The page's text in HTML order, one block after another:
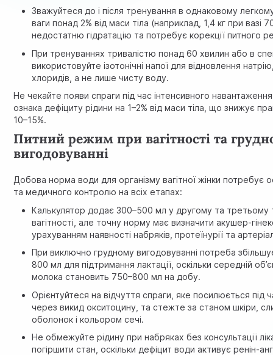
Зважуйтеся до і після тренування в однаковому
ваги понад 2% від маси тіла (наприклад, 1,4 кг при вазі
недостатню гідратацію та потребує корекції питного
При тренуваннях тривалістю понад 60 хвилин або в
використовуйте ізотонічні напої для відновлення
хлоридів, а не лише чисту воду.
Не чекайте появи спраги під час інтенсивного
ознака дефіциту рідини на 1–2% від маси тіла, що знижує
10–15%.
Питний режим при вагітності та
вигодовуванні
Добова норма води для організму вагітної жінки потребує
та медичного контролю на всіх етапах:
Калькулятор додає 300–500 мл у другому та третьому
вагітності, але точну норму має визначити акушер-
урахуванням наявності набряків, протеїнурії та
При виключно грудному вигодовуванні потреба
800 мл для підтримання лактації, оскільки середній
молока становить 750–800 мл на добу.
Орієнтуйтеся на відчуття спраги, яке посилюється під
через викид окситоцину, та стежте за станом шкіри,
оболонок і кольором сечі.
Не обмежуйте рідину при набряках без консультації
погіршити стан, оскільки дефіцит води активує ренін-